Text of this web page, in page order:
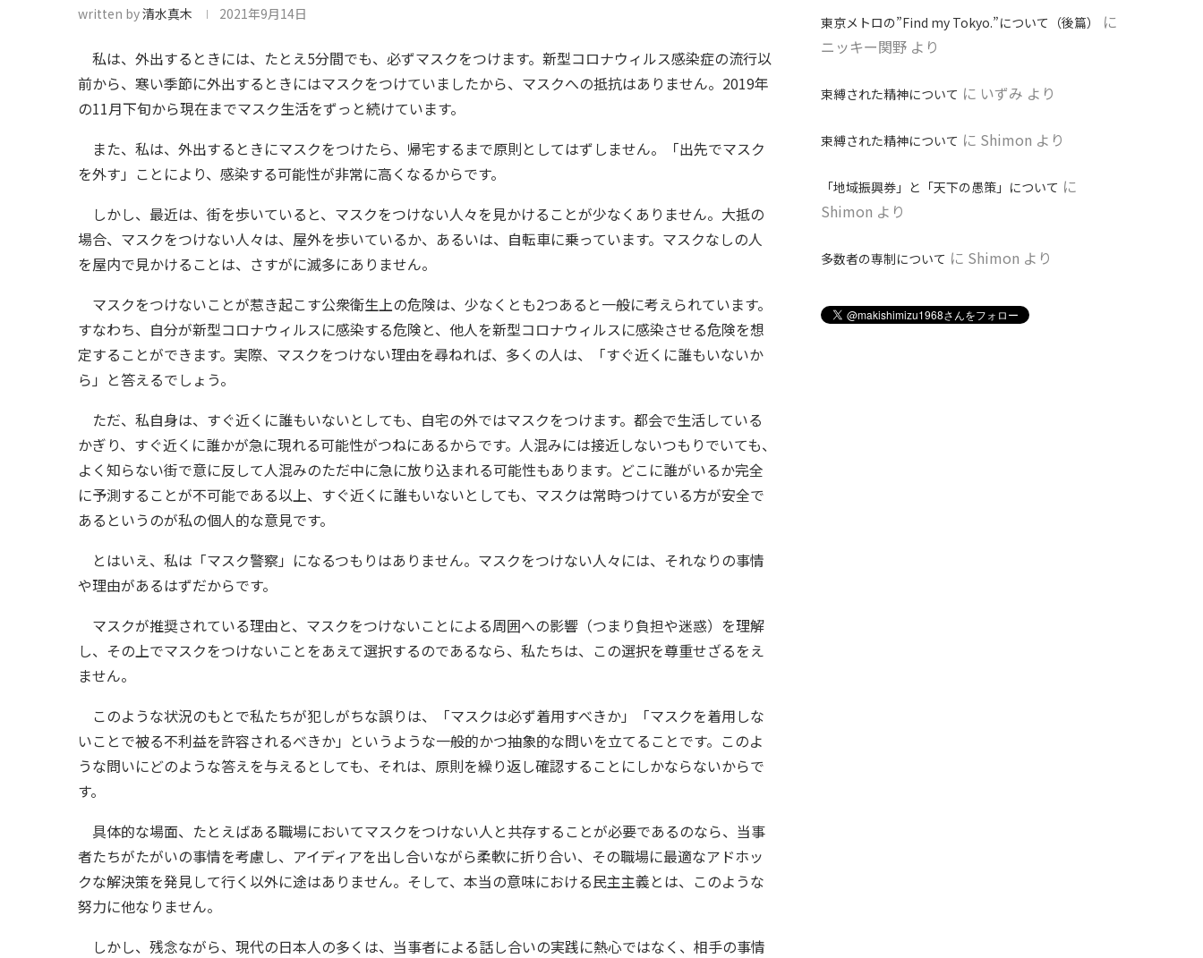
written by清水真木 2021年9月14日
私は、外出するときには、たとえ5分間でも、必ずマスクをつけます。新型コロナウィルス感染症の流行以
前から、寒い季節に外出するときにはマスクをつけていましたから、マスクへの抵抗はありません。2019年
の11月下旬から現在までマスク生活をずっと続けています。
また、私は、外出するときにマスクをつけたら、帰宅するまで原則としてはずしません。「出先でマスク
を外す」ことにより、感染する可能性が非常に高くなるからです。
しかし、最近は、街を歩いていると、マスクをつけない人々を見かけることが少なくありません。大抵の
場合、マスクをつけない人々は、屋外を歩いているか、あるいは、自転車に乗っています。マスクなしの人
を屋内で見かけることは、さすがに滅多にありません。
マスクをつけないことが惹き起こす公衆衛生上の危険は、少なくとも2つあると一般に考えられています。
すなわち、自分が新型コロナウィルスに感染する危険と、他人を新型コロナウィルスに感染させる危険を想
定することができます。実際、マスクをつけない理由を尋ねれば、多くの人は、「すぐ近くに誰もいないか
ら」と答えるでしょう。
ただ、私自身は、すぐ近くに誰もいないとしても、自宅の外ではマスクをつけます。都会で生活している
かぎり、すぐ近くに誰かが急に現れる可能性がつねにあるからです。人混みには接近しないつもりでいても、
よく知らない街で意に反して人混みのただ中に急に放り込まれる可能性もあります。どこに誰がいるか完全
に予測することが不可能である以上、すぐ近くに誰もいないとしても、マスクは常時つけている方が安全で
あるというのが私の個人的な意見です。
とはいえ、私は「マスク警察」になるつもりはありません。マスクをつけない人々には、それなりの事情
や理由があるはずだからです。
マスクが推奨されている理由と、マスクをつけないことによる周囲への影響（つまり負担や迷惑）を理解
し、その上でマスクをつけないことをあえて選択するのであるなら、私たちは、この選択を尊重せざるをえ
ません。
このような状況のもとで私たちが犯しがちな誤りは、「マスクは必ず着用すべきか」「マスクを着用しな
いことで被る不利益を許容されるべきか」というような一般的かつ抽象的な問いを立てることです。このよ
うな問いにどのような答えを与えるとしても、それは、原則を繰り返し確認することにしかならないからで
す。
具体的な場面、たとえばある職場においてマスクをつけない人と共存することが必要であるのなら、当事
者たちがたがいの事情を考慮し、アイディアを出し合いながら柔軟に折り合い、その職場に最適なアドホッ
クな解決策を発見して行く以外に途はありません。そして、本当の意味における民主主義とは、このような
努力に他なりません。
しかし、残念ながら、現代の日本人の多くは、当事者による話し合いの実践に熱心ではなく、相手の事情
東京メトロの”Find my Tokyo.”について（後篇）
に
ニッキー関野 より
束縛された精神について に いずみ より
束縛された精神について に Shimon より
「地域振興券」と「天下の愚策」について に
Shimon より
多数者の専制について に Shimon より